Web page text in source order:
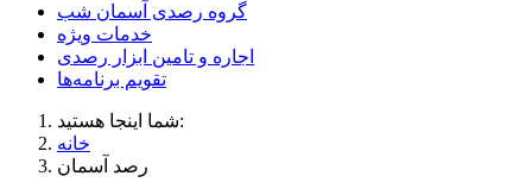
گروه رصدی آسمان شب
خدمات ویژه
اجاره و تامین ابزار رصدی
تقویم برنامه‌ها
شما اینجا هستید:
خانه
رصد آسمان